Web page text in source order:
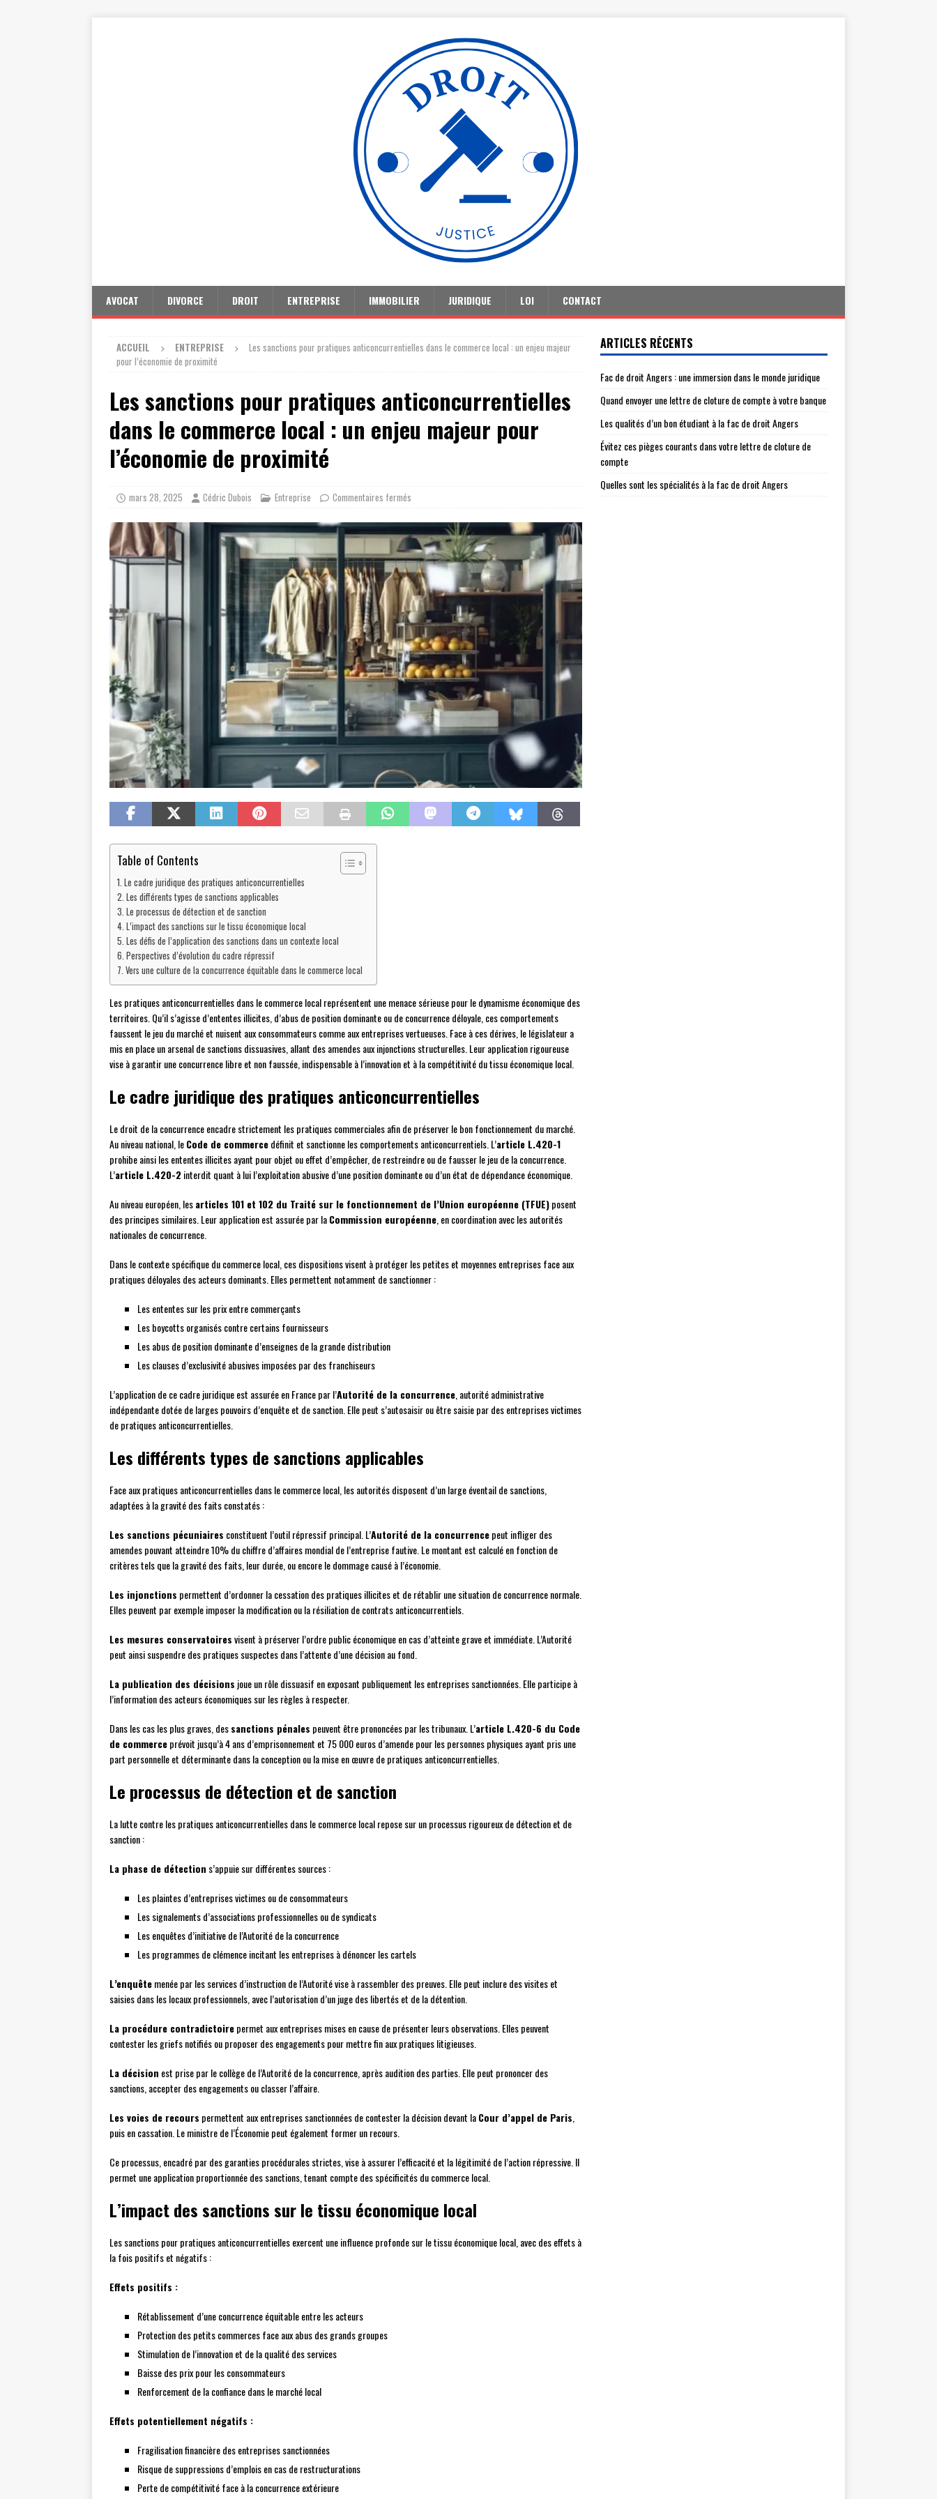
AVOCAT DIVORCE DROIT ENTREPRISE IMMOBILIER JURIDIQUE LOI CONTACT
ACCUEIL ENTREPRISE
Les sanctions pour pratiques anticoncurrentielles dans le commerce local : un enjeu majeur
pour l’économie de proximité
Les sanctions pour pratiques anticoncurrentielles
dans le commerce local : un enjeu majeur pour
l’économie de proximité
mars 28, 2025 Cédric Dubois Entreprise Commentaires fermés
Table of Contents
Le cadre juridique des pratiques anticoncurrentielles
Les différents types de sanctions applicables
Le processus de détection et de sanction
L’impact des sanctions sur le tissu économique local
Les défis de l’application des sanctions dans un contexte local
Perspectives d’évolution du cadre répressif
Vers une culture de la concurrence équitable dans le commerce local
Les pratiques anticoncurrentielles dans le commerce local représentent une menace sérieuse pour le dynamisme économique des
territoires. Qu’il s’agisse d’ententes illicites, d’abus de position dominante ou de concurrence déloyale, ces comportements
faussent le jeu du marché et nuisent aux consommateurs comme aux entreprises vertueuses. Face à ces dérives, le législateur a
mis en place un arsenal de sanctions dissuasives, allant des amendes aux injonctions structurelles. Leur application rigoureuse
vise à garantir une concurrence libre et non faussée, indispensable à l’innovation et à la compétitivité du tissu économique local.
Le cadre juridique des pratiques anticoncurrentielles
Le droit de la concurrence encadre strictement les pratiques commerciales afin de préserver le bon fonctionnement du marché.
Au niveau national, leCode de commercedéfinit et sanctionne les comportements anticoncurrentiels. L’article L.420-1
prohibe ainsi les ententes illicites ayant pour objet ou effet d’empêcher, de restreindre ou de fausser le jeu de la concurrence.
L’article L.420-2interdit quant à lui l’exploitation abusive d’une position dominante ou d’un état de dépendance économique.
Au niveau européen, lesarticles 101 et 102 du Traité sur le fonctionnement de l’Union européenne (TFUE)posent
des principes similaires. Leur application est assurée par laCommission européenne , en coordination avec les autorités
nationales de concurrence.
Dans le contexte spécifique du commerce local, ces dispositions visent à protéger les petites et moyennes entreprises face aux
pratiques déloyales des acteurs dominants. Elles permettent notamment de sanctionner :
Les ententes sur les prix entre commerçants
Les boycotts organisés contre certains fournisseurs
Les abus de position dominante d’enseignes de la grande distribution
Les clauses d’exclusivité abusives imposées par des franchiseurs
L’application de ce cadre juridique est assurée en France par l’Autorité de la concurrence , autorité administrative
indépendante dotée de larges pouvoirs d’enquête et de sanction. Elle peut s’autosaisir ou être saisie par des entreprises victimes
de pratiques anticoncurrentielles.
Les différents types de sanctions applicables
Face aux pratiques anticoncurrentielles dans le commerce local, les autorités disposent d’un large éventail de sanctions,
adaptées à la gravité des faits constatés :
Les sanctions pécuniaires constituent l’outil répressif principal. L’Autorité de la concurrencepeut infliger des
amendes pouvant atteindre 10% du chiffre d’affaires mondial de l’entreprise fautive. Le montant est calculé en fonction de
critères tels que la gravité des faits, leur durée, ou encore le dommage causé à l’économie.
Les injonctions permettent d’ordonner la cessation des pratiques illicites et de rétablir une situation de concurrence normale.
Elles peuvent par exemple imposer la modification ou la résiliation de contrats anticoncurrentiels.
Les mesures conservatoiresvisent à préserver l’ordre public économique en cas d’atteinte grave et immédiate. L’Autorité
peut ainsi suspendre des pratiques suspectes dans l’attente d’une décision au fond.
La publication des décisions joue un rôle dissuasif en exposant publiquement les entreprises sanctionnées. Elle participe à
l’information des acteurs économiques sur les règles à respecter.
Dans les cas les plus graves, dessanctions pénales peuvent être prononcées par les tribunaux. L’article L.420-6 du Code
de commerceprévoit jusqu’à 4 ans d’emprisonnement et 75 000 euros d’amende pour les personnes physiques ayant pris une
part personnelle et déterminante dans la conception ou la mise en œuvre de pratiques anticoncurrentielles.
Le processus de détection et de sanction
La lutte contre les pratiques anticoncurrentielles dans le commerce local repose sur un processus rigoureux de détection et de
sanction :
La phase de détection s’appuie sur différentes sources :
Les plaintes d’entreprises victimes ou de consommateurs
Les signalements d’associations professionnelles ou de syndicats
Les enquêtes d’initiative de l’Autorité de la concurrence
Les programmes de clémence incitant les entreprises à dénoncer les cartels
L’enquêtemenée par les services d’instruction de l’Autorité vise à rassembler des preuves. Elle peut inclure des visites et
saisies dans les locaux professionnels, avec l’autorisation d’un juge des libertés et de la détention.
La procédure contradictoirepermet aux entreprises mises en cause de présenter leurs observations. Elles peuvent
contester les griefs notifiés ou proposer des engagements pour mettre fin aux pratiques litigieuses.
La décision est prise par le collège de l’Autorité de la concurrence, après audition des parties. Elle peut prononcer des
sanctions, accepter des engagements ou classer l’affaire.
Les voies de recours permettent aux entreprises sanctionnées de contester la décision devant laCour d’appel de Paris
puis en cassation. Le ministre de l’Économie peut également former un recours.
Ce processus, encadré par des garanties procédurales strictes, vise à assurer l’efficacité et la légitimité de l’action répressive. Il
permet une application proportionnée des sanctions, tenant compte des spécificités du commerce local.
L’impact des sanctions sur le tissu économique local
Les sanctions pour pratiques anticoncurrentielles exercent une influence profonde sur le tissu économique local, avec des effets à
la fois positifs et négatifs :
Effets positifs :
Rétablissement d’une concurrence équitable entre les acteurs
Protection des petits commerces face aux abus des grands groupes
Stimulation de l’innovation et de la qualité des services
Baisse des prix pour les consommateurs
Renforcement de la confiance dans le marché local
Effets potentiellement négatifs :
Fragilisation financière des entreprises sanctionnées
Risque de suppressions d’emplois en cas de restructurations
Perte de compétitivité face à la concurrence extérieure
ARTICLES RÉCENTS
Fac de droit Angers : une immersion dans le monde juridique
Quand envoyer une lettre de cloture de compte à votre banque
Les qualités d’un bon étudiant à la fac de droit Angers
Évitez ces pièges courants dans votre lettre de cloture de
compte
Quelles sont les spécialités à la fac de droit Angers